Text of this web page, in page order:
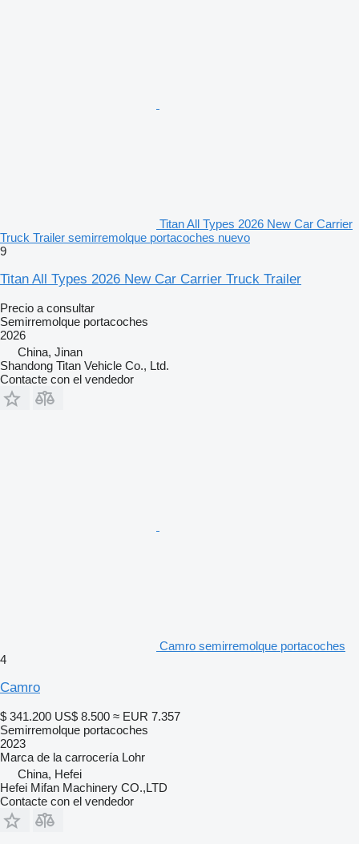
Titan All Types 2026 New Car Carrier
Truck Trailer semirremolque portacoches nuevo
9
Titan All Types 2026 New Car Carrier Truck Trailer
Precio a consultar
Semirremolque portacoches
2026
China, Jinan
Shandong Titan Vehicle Co., Ltd.
Contacte con el vendedor
Camro semirremolque portacoches
4
Camro
$ 341.200 US$ 8.500 ≈ EUR 7.357
Semirremolque portacoches
2023
Marca de la carrocería Lohr
China, Hefei
Hefei Mifan Machinery CO.,LTD
Contacte con el vendedor